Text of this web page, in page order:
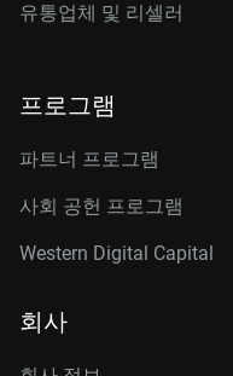
유통업체 및 리셀러
프로그램
파트너 프로그램
사회 공헌 프로그램
Western Digital Capital
회사